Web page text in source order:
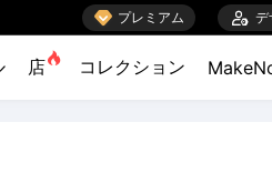
 プレミアム  デ
店 コレクション